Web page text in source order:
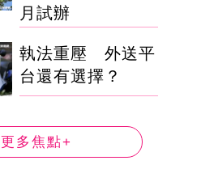
月試辦
執法重壓 外送平
台還有選擇？
更多焦點+